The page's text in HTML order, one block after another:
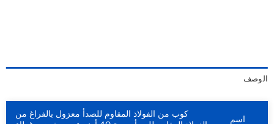
الوصف
اسم
كوب من الفولاذ المقاوم للصدأ معزول بالفراغ من